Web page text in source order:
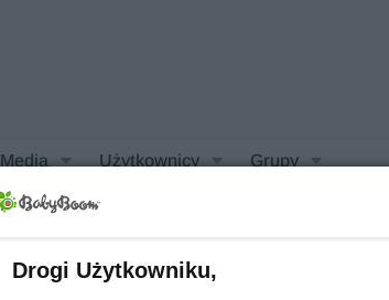
Media Użytkownicy Grupy
Drogi Użytkowniku,